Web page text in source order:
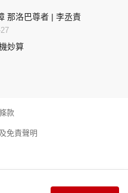
那洛巴尊者 | 李丞責
妙算
款
免責聲明